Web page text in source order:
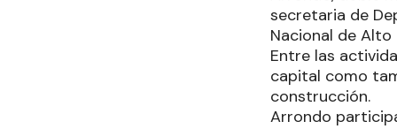
secretaria de
Nacional de
Entre las
capital como
construcción.
Arrondo